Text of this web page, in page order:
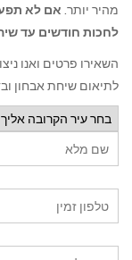
מהיר יותר. אם לא
לחכות חודשים עד
השאירו פרטים ואנו
לתיאום שיחת אבחון